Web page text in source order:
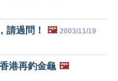
請過問！ 🖼️ 2003/11/19
港再釣金龜 🖼️